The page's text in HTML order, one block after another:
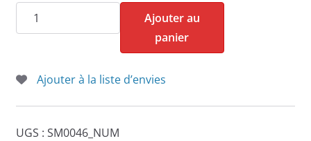
quantité
de
n°46
Ajouter au
panier
Ajouter à la liste d’envies
UGS : SM0046_NUM